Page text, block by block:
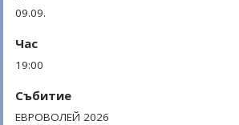
09.09.
Час
19:00
Събитие
ЕВРОВОЛЕЙ 2026